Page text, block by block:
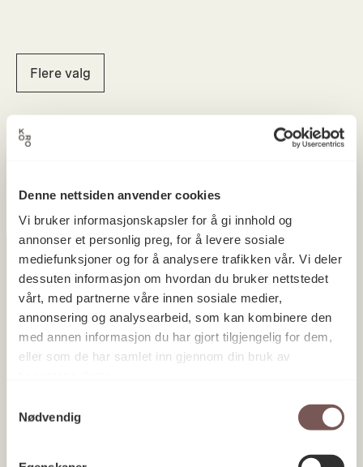
Denne nettsiden anvender cookies
Vi bruker informasjonskapsler for å gi innhold og
annonser et personlig preg, for å levere sosiale
mediefunksjoner og for å analysere trafikken vår. Vi deler
dessuten informasjon om hvordan du bruker nettstedet
vårt, med partnerne våre innen sosiale medier,
annonsering og analysearbeid, som kan kombinere den
med annen informasjon du har gjort tilgjengelig for dem,
eller som de har samlet inn gjennom din bruk av
Nødvendig
Flere valg
Postadresse
0130 Oslo